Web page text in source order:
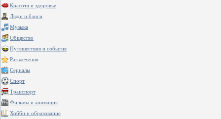
Красота и здоровье
Люди и блоги
Музыка
Общество
Путешествия и события
Развлечения
Сериалы
Спорт
Транспорт
Фильмы и анимация
Хобби и образование